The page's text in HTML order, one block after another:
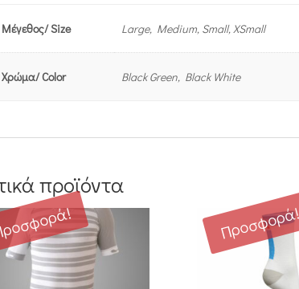
Μέγεθος/ Size Large, Medium, Small, XSmall
Χρώμα/ Color Black Green, Black White
προϊόντα